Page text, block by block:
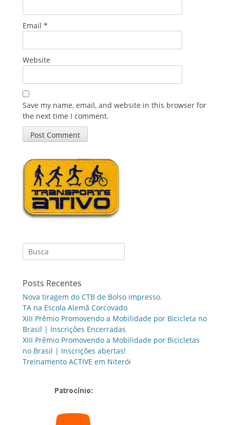
Email *
Website
Save my name, email, and website in this browser for
the next time I comment.
Search
for:
Posts Recentes
Nova tiragem do CTB de Bolso impresso.
TA na Escola Alemã Corcovado
XIII Prêmio Promovendo a Mobilidade por Bicicleta no
Brasil | Inscrições Encerradas
XIII Prêmio Promovendo a Mobilidade por Bicicletas
no Brasil | Inscrições abertas!
Treinamento ACTIVE em Niterói